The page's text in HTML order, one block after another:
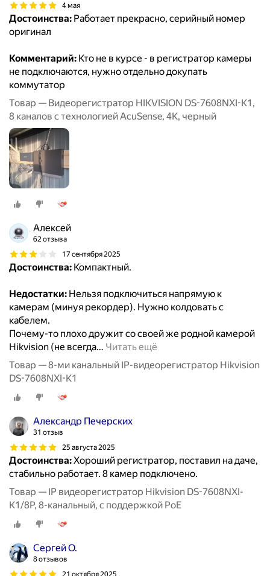
4 мая
Достоинства: Работает прекрасно, серийный номер
оригинал
Комментарий: Кто не в курсе - в регистратор камеры
не подключаются, нужно отдельно докупать
коммутатор
Товар — Видеорегистратор HIKVISION DS-7608NXI-K1,
8 каналов с технологией AcuSense, 4К, черный
Aлексей
62 отзыва
17 сентября 2025
Достоинства: Компактный.
Недостатки: Нельзя подключиться напрямую к
камерам (минуя рекордер). Нужно колдовать с
кабелем.
Почему-то плохо дружит со своей же родной камерой
Hikvision (не всегда… Читать ещё
Товар — 8-ми канальный IP-видеорегистратор Hikvision
DS-7608NXI-K1
Александр Печерских
31 отзыв
25 августа 2025
Достоинства:Хороший регистратор, поставил на даче,
стабильно работает. 8 камер подключено.
Товар — IP видеорегистратор Hikvision DS-7608NXI-
K1/8P, 8-канальный, с поддержкой PoE
Сергей О.
8 отзывов
21 октября 2025